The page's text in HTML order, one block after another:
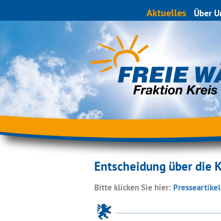
Aktuelles Über
Entscheidung über die
Bitte klicken Sie hier: